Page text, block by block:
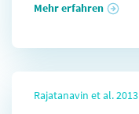
Mehr erfahren
Rajatanavin et al. 2013